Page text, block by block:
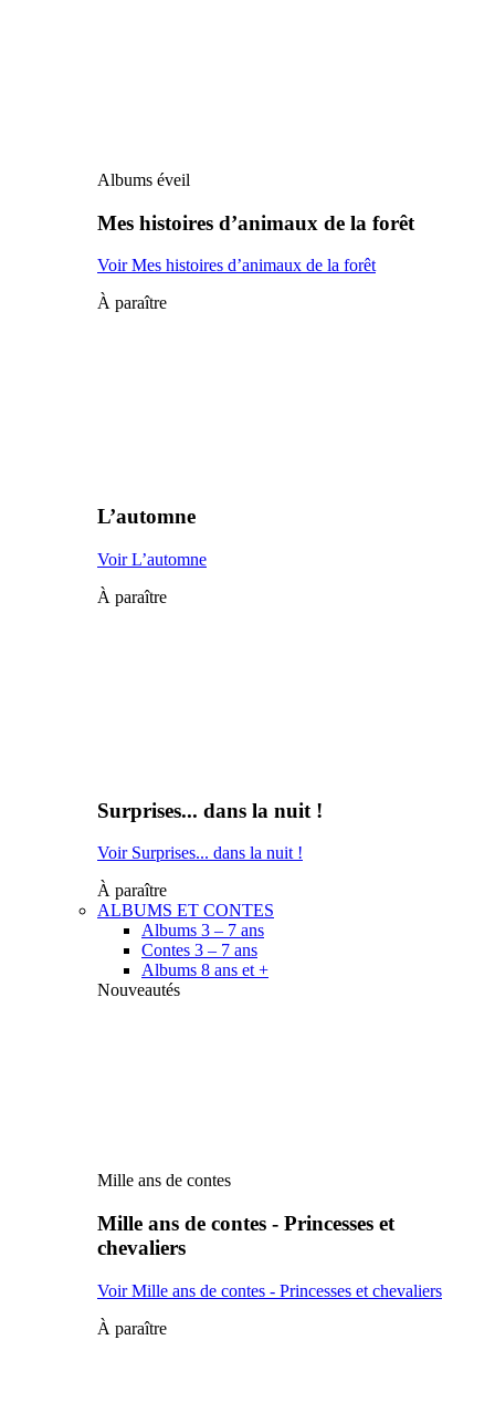
Albums éveil
Mes histoires d’animaux de la forêt
Voir Mes histoires d’animaux de la forêt
À paraître
L’automne
Voir L’automne
À paraître
Surprises... dans la nuit !
Voir Surprises... dans la nuit !
À paraître
ALBUMS ET CONTES
Albums 3 – 7 ans
Contes 3 – 7 ans
Albums 8 ans et +
Nouveautés
Mille ans de contes
Mille ans de contes - Princesses et
chevaliers
Voir Mille ans de contes - Princesses et chevaliers
À paraître